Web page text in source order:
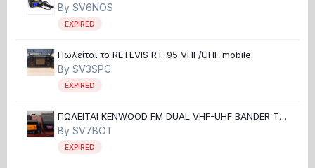
UHF/VHF 25W
By SV6NOS
EXPIRED
Πωλείται το RETEVIS RT-95 VHF/UHF mobile
By SV3SPC
EXPIRED
ΠΩΛΕΙΤΑΙ KENWOOD FM DUAL VHF-UHF BANDER TM-
700
By SV7BOT
EXPIRED